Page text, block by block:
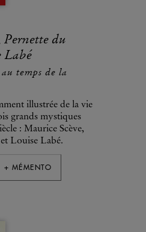
Pernette du
Labé
temps de la
illustrée de la vie
grands mystiques
: Maurice Scève,
Louise Labé.
+ MÉMENTO